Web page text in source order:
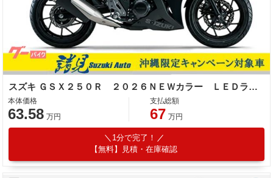
スズキ ＧＳＸ２５０Ｒ ２０２６ＮＥＷカラー ＬＥＤライト 多機能インストゥルメントパネル
本体価格
63.58 万円
支払総額
67 万円
1分で完了！
【無料】見積・在庫確認